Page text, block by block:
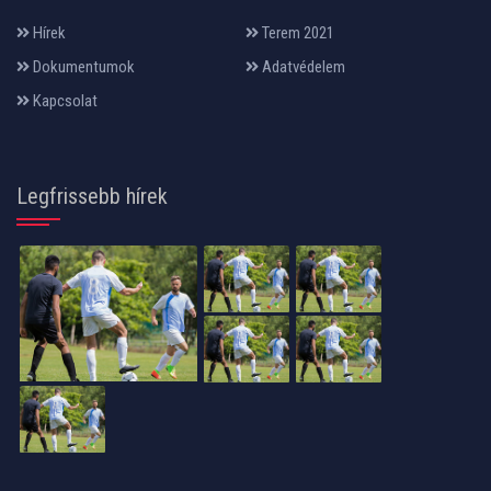
Hírek
Terem 2021
Dokumentumok
Adatvédelem
Kapcsolat
Legfrissebb hírek